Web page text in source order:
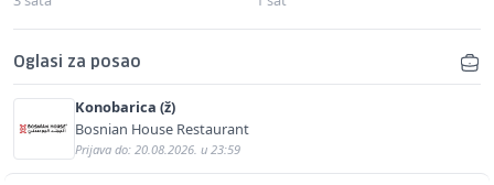
Oglasi za posao
Konobarica (ž)
Bosnian House Restaurant
Prijava do: 20.08.2026. u 23:59